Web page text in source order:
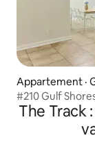
Appartement ·
#210 Gulf
The Track